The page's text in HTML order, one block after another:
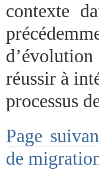
contexte
réussir à
processus
Page
de